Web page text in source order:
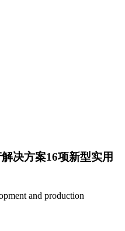
决方案16项新型实用
and production